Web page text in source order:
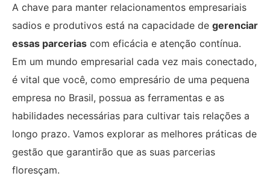
A chave para manter relacionamentos empresariais
sadios e produtivos está na capacidade de gerenciar
essas parcerias com eficácia e atenção contínua.
Em um mundo empresarial cada vez mais conectado,
é vital que você, como empresário de uma pequena
empresa no Brasil, possua as ferramentas e as
habilidades necessárias para cultivar tais relações a
longo prazo. Vamos explorar as melhores práticas de
gestão que garantirão que as suas parcerias
floresçam.